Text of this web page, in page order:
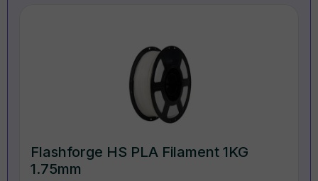
Flashforge HS PLA Filament 1KG
1.75mm